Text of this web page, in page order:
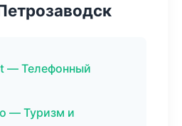
— Телефонный
— Туризм и